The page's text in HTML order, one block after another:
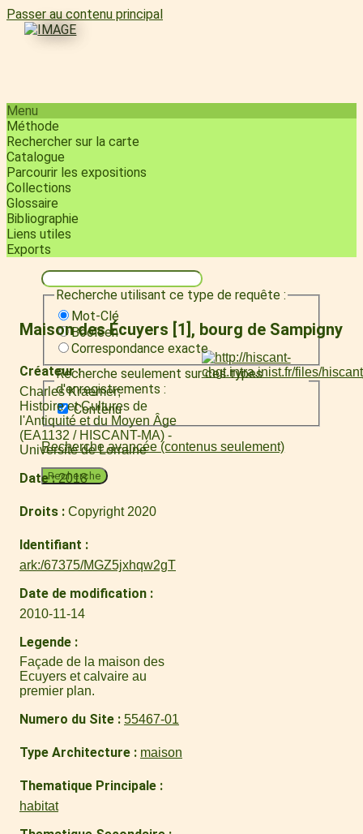
Passer au contenu principal
Menu
Méthode
Rechercher sur la carte
Catalogue
Parcourir les expositions
Collections
Glossaire
Bibliographie
Liens utiles
Exports
Recherche utilisant ce type de requête :
Mot-Clé
Booléen
Correspondance exacte
Recherche seulement sur ces types
d'enregistrements :
Contenu
Recherche avancée (contenus seulement)
Recherche
Maison des Écuyers [1], bourg de Sampigny
Créateur
Charles Kraemer
Histoire et Cultures de
l'Antiquité et du Moyen Âge
(EA1132 / HISCANT-MA) -
Université de Lorraine
Date 2018
Droits Copyright 2020
Identifiant
ark:/67375/MGZ5jxhqw2gT
Date de modification
2010-11-14
Legende
Façade de la maison des
Ecuyers et calvaire au
premier plan.
Numero du Site 55467-01
Type Architecture maison
Thematique Principale
habitat